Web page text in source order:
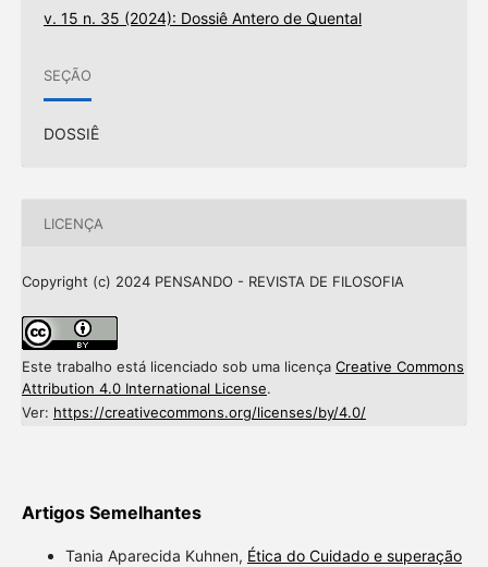
v. 15 n. 35 (2024): Dossiê Antero de Quental
SEÇÃO
DOSSIÊ
LICENÇA
Copyright (c) 2024 PENSANDO - REVISTA DE FILOSOFIA
Este trabalho está licenciado sob uma licença Creative Commons
Attribution 4.0 International License.
Ver: https://creativecommons.org/licenses/by/4.0/
Artigos Semelhantes
Tania Aparecida Kuhnen, Ética do Cuidado e superação